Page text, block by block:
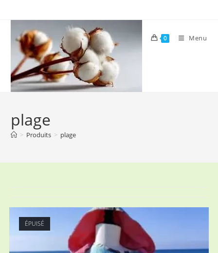
content
0 Menu
plage
> Produits > plage
ÉPUISÉ